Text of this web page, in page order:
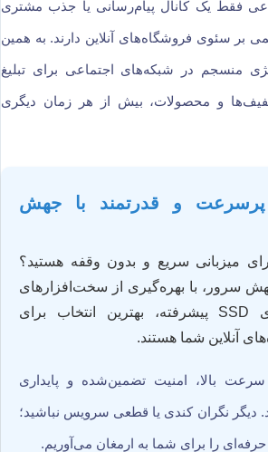
فقط یک کانال پیام‌رسانی یا جذب مشتری
بر سئوی فروشگاه‌های آنلاین دارند. به همین
منسجم در شبکه‌های اجتماعی برای تبلیغ
و محصولات، بیش از هر زمان دیگری
و قدرتمند با جهش
میزبانی سریع و بدون وقفه هستید؟
سرور، با بهره‌گیری از سخت‌افزارهای
به‌روز و حافظه‌های SSD پیشرفته، بهترین انتخاب برای
آنلاین شما هستند.
بالا، امنیت تضمین‌شده و پایداری
دیگر نگران کندی یا قطعی سرویس نباشید؛
را برای شما به ارمغان می‌آوریم.